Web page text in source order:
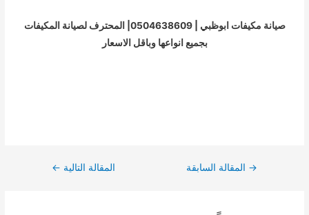
صيانة مكيفات ابوظبي | 0504638609| المحترف لصيانة المكيفات
بجميع انواعها وباقل الاسعار
Post
→ المقالة السابقة المقالة التالية ←